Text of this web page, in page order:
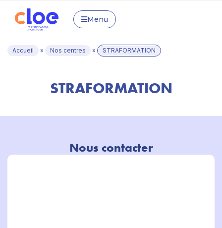
Menu
Accueil » Nos centres » STRAFORMATION
STRAFORMATION
Nous contacter